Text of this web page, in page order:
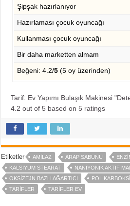
Şipşak hazırlanıyor
Hazırlaması çocuk oyuncağı
Kullanması çocuk oyuncağı
Bir daha marketten almam
Beğeni: 4.2/5(5 oy üzerinden)
Tarif: Ev Yapımı Bulaşık Makinesi
4.2 out of5 based on5 ratings
Etiketler AMILAZ ARAP SABUNU
KALSIYUM STEARAT
NANIYONIK AKTIF
OKSIZEJN BAZLI AĞARTICI
TARIFLER
TARIFLER EV